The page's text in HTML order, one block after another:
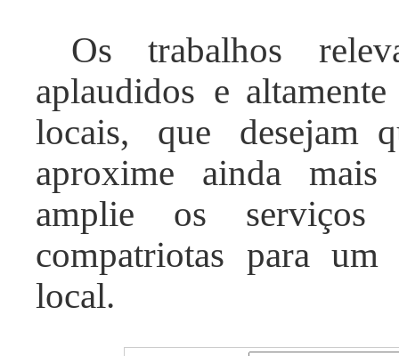
Os trabalhos
aplaudidos e
locais, que desejam
aproxime ainda mais
amplie os serviços
compatriotas para
local.